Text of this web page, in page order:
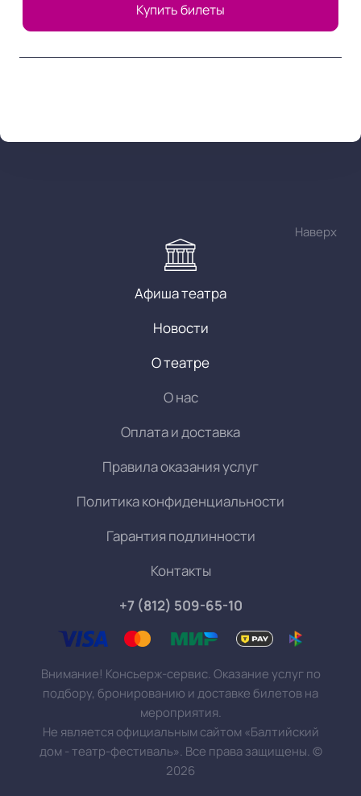
Купить билеты
Наверх
Афиша театра
Новости
О театре
О нас
Оплата и доставка
Правила оказания услуг
Политика конфиденциальности
Гарантия подлинности
Контакты
+7 (812) 509-65-10
Внимание! Консьерж-сервис. Оказание услуг по
подбору, бронированию и доставке билетов на
мероприятия.
Не является официальным сайтом «Балтийский
дом - театр-фестиваль». Все права защищены.©
2026